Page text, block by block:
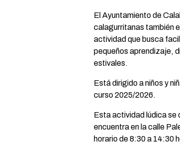
El Ayuntamiento de
calagurritanas también
actividad que busca
pequeños aprendizaje,
estivales.
Está dirigido a niños y
curso 2025/2026.
Esta actividad lúdica se
encuentra en la calle
horario de 8:30 a 14:30